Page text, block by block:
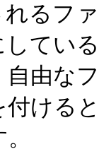
れるフ
してい
由な
付ける